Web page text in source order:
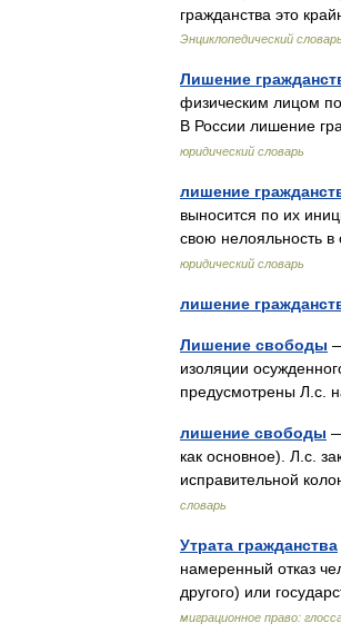
гражданства это
Энциклопедический
Лишение
физическим лицом
В России лишение
юридический словарь
лишение
выносится по их
свою нелояльность
юридический словарь
лишение
Лишение свободы
изоляции
предусмотрены Л.с.
лишение свободы
как основное). Л.с.
исправительной
словарь
Утрата гражданства
намеренный отказ
другого) или
миграционное право: